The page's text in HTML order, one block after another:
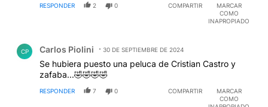
RESPONDER 2 0 COMPARTIR
MARCAR
COMO
INAPROPIADO
CP Carlos Piolini 30 DE SEPTIEMBRE DE 2024
Se hubiera puesto una peluca de Cristian Castro y
zafaba...🤣🤣🤣🤣
RESPONDER 7 0 COMPARTIR
MARCAR
COMO